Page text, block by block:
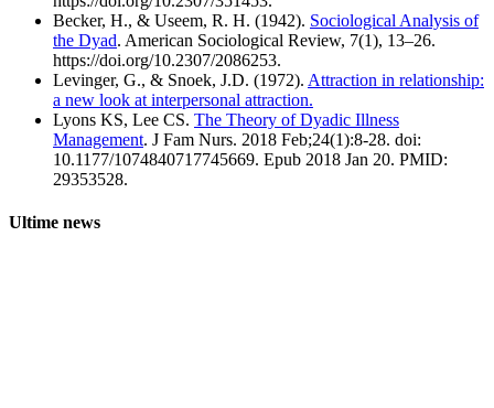
Becker, H., & Useem, R. H. (1942). Sociological Analysis of
the Dyad. American Sociological Review, 7(1), 13–26.
https://doi.org/10.2307/2086253.
Levinger, G., & Snoek, J.D. (1972). Attraction in relationship:
a new look at interpersonal attraction.
Lyons KS, Lee CS. The Theory of Dyadic Illness
Management. J Fam Nurs. 2018 Feb;24(1):8-28. doi:
10.1177/1074840717745669. Epub 2018 Jan 20. PMID:
29353528.
Ultime news